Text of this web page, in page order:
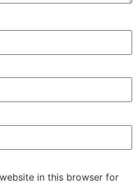
in this browser for